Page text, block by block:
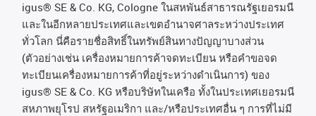
igus® SE & Co. KG, Cologne ในสหพันธ์สาธารณรัฐเยอรมนี
และในอีกหลายประเทศและเขตอํานาจศาลระหว่างประเทศ
ทั่วโลก นี่คือรายชื่อสิทธิ์ในทรัพย์สินทางปัญญาบางส่วน
(ตัวอย่างเช่น เครื่องหมายการค้าจดทะเบียน หรือคำขอจด
ทะเบียนเครื่องหมายการค้าที่อยู่ระหว่างดำเนินการ) ของ
igus® SE & Co. KG หรือบริษัทในเครือ ทั้งในประเทศเยอรมนี
สหภาพยุโรป สหรัฐอเมริกา และ/หรือประเทศอื่น ๆ การที่ไม่มี